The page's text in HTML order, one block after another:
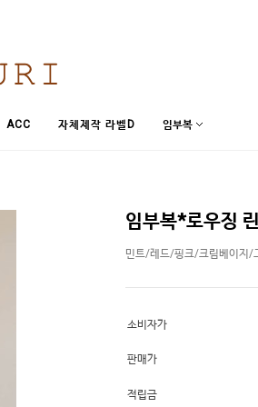
ACC 자체제작 라벨D 임부복
임부복*로우징
민트/레드/핑크/크림베이지/
소비자가
판매가
적립금